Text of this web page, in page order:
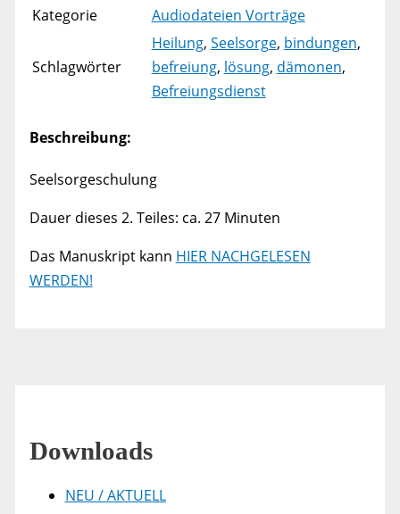
Kategorie
Audiodateien Vorträge
Schlagwörter
Heilung, Seelsorge, bindungen,
befreiung, lösung, dämonen,
Befreiungsdienst
Beschreibung:
Seelsorgeschulung
Dauer dieses 2. Teiles: ca. 27 Minuten
Das Manuskript kann HIER NACHGELESEN
WERDEN!
Downloads
NEU / AKTUELL